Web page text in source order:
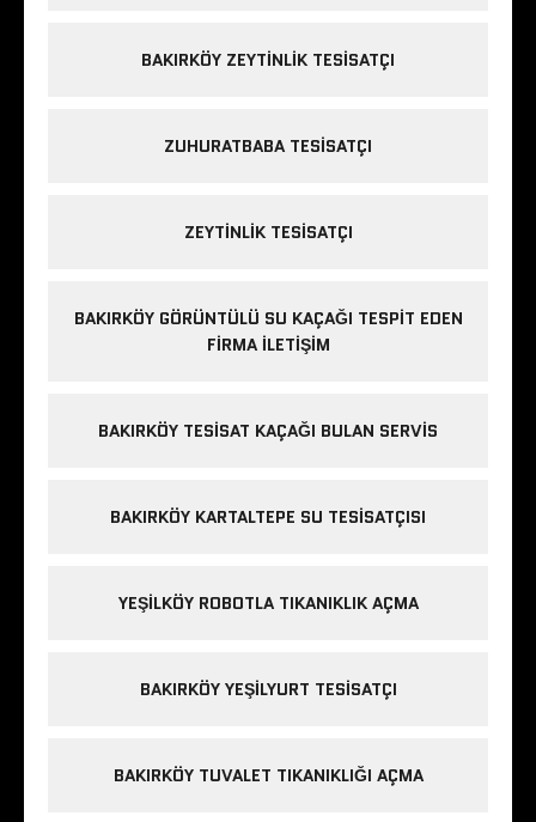
BAKIRKÖY ZEYTINLIK TESISATÇI
ZUHURATBABA TESISATÇI
ZEYTINLIK TESISATÇI
BAKIRKÖY GÖRÜNTÜLÜ SU KAÇAĞI TESPIT EDEN
FIRMA ILETIŞIM
BAKIRKÖY TESISAT KAÇAĞI BULAN SERVIS
BAKIRKÖY KARTALTEPE SU TESISATÇISI
YEŞILKÖY ROBOTLA TIKANIKLIK AÇMA
BAKIRKÖY YEŞILYURT TESISATÇI
BAKIRKÖY TUVALET TIKANIKLIĞI AÇMA